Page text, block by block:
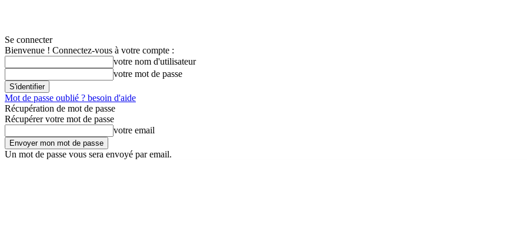
Se connecter
Bienvenue ! Connectez-vous à votre compte :
votre nom d'utilisateur
votre mot de passe
Mot de passe oublié ? besoin d'aide
Récupération de mot de passe
Récupérer votre mot de passe
votre email
Un mot de passe vous sera envoyé par email.